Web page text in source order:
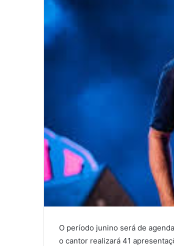
O período junino será de
o cantor realizará 41